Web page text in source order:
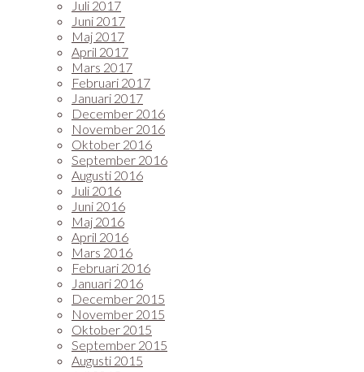
Juli 2017
Juni 2017
Maj 2017
April 2017
Mars 2017
Februari 2017
Januari 2017
December 2016
November 2016
Oktober 2016
September 2016
Augusti 2016
Juli 2016
Juni 2016
Maj 2016
April 2016
Mars 2016
Februari 2016
Januari 2016
December 2015
November 2015
Oktober 2015
September 2015
Augusti 2015